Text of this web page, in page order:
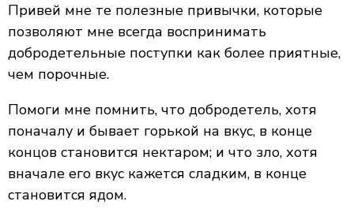
Привей мне те полезные привычки, которые
позволяют мне всегда воспринимать
добродетельные поступки как более приятные,
чем порочные.
Помоги мне помнить, что добродетель, хотя
поначалу и бывает горькой на вкус, в конце
концов становится нектаром; и что зло, хотя
вначале его вкус кажется сладким, в конце
становится ядом.